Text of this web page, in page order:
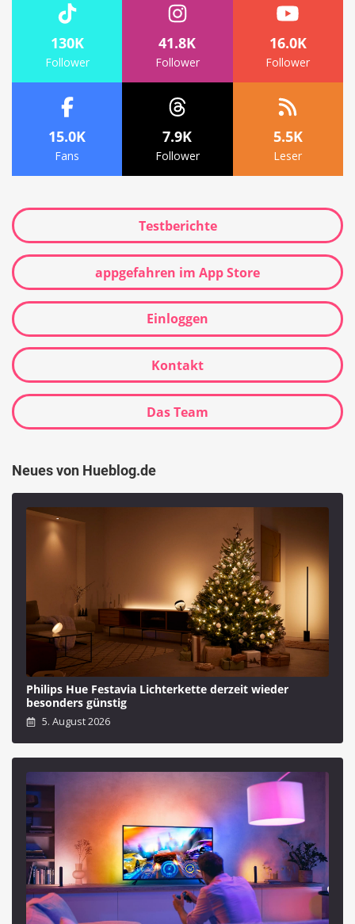
130K
Follower
41.8K
Follower
16.0K
Follower
15.0K
Fans
7.9K
Follower
5.5K
Leser
Testberichte
appgefahren im App Store
Einloggen
Kontakt
Das Team
Neues von Hueblog.de
Philips Hue Festavia Lichterkette derzeit wieder
besonders günstig
5. August 2026